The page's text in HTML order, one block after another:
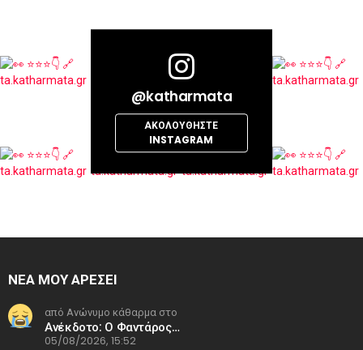
@katharmata
ΑΚΟΛΟΥΘΉΣΤΕ
INSTAGRAM
ΝΕΑ ΜΟΥ ΑΡΕΣΕΙ
από Ανώνυμο κάθαρμα στο
Ανέκδοτο: Ο Φαντάρος…
05/08/2026, 15:52